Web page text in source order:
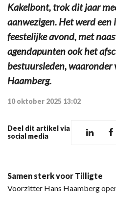
Kakelbont, trok dit jaar
aanwezigen. Het werd
feestelijke avond, met
agendapunten ook het
bestuursleden,
Haamberg.
10 oktober 2025 13:02
Deel dit artikel via
social media
Samen sterk voor Tilligte
Voorzitter Hans Haamberg